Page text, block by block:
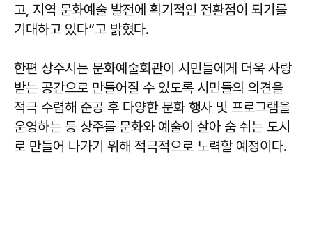
고, 지역 문화예술 발전에 획기적인 전환점이 되기를
기대하고 있다”고 밝혔다.
한편 상주시는 문화예술회관이 시민들에게 더욱 사랑
받는 공간으로 만들어질 수 있도록 시민들의 의견을
적극 수렴해 준공 후 다양한 문화 행사 및 프로그램을
운영하는 등 상주를 문화와 예술이 살아 숨 쉬는 도시
로 만들어 나가기 위해 적극적으로 노력할 예정이다.